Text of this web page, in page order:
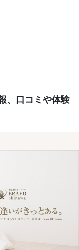
、口コミや体験